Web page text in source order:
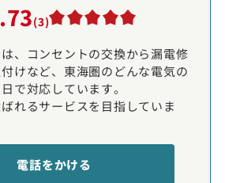
(3)
、コンセントの交換から漏電修
けなど、東海圏のどんな電気の
で対応しています。
れるサービスを目指していま
電話をかける